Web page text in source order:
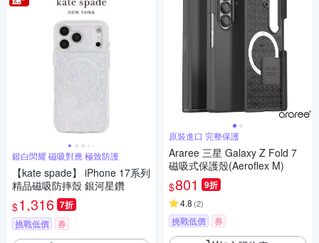
銀白閃耀 磁吸對應 極致防護
【kate spade】 iPhone 17系列
精品磁吸防摔殼 銀河星鑽
$1,316 7折
挑戰低價 券
原裝進口 完整保護
Araree 三星 Galaxy Z Fold 7
磁吸式保護殼(Aeroflex M)
$801 9折
4.8 (2)
挑戰低價 券